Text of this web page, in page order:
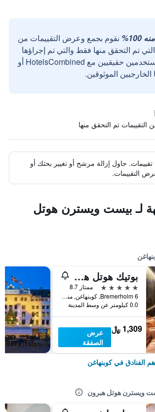
نقوم بجمع وعرض التقييمات من
تم التحقق منها فقط والتي تم إجراؤها
بواسطة مستخدمين حقيقيين مع HotelsCombined أو
الموثوقين.
تقييمات. حاول إزالة مرشح أو تغيير بحثك أو
التقييمات.
لـ بيست ويسترن هوتل
بوتيك هوتل هيرمان كي
5 نجوم
ممتاز 8.7
Bremerholm 6, كوبنهاغن, منطقة العاصمة كوبنهاغن, الدانمارك
0.0 كيلومتر عن وسط المدينة
1,309 ﷼
عرض
الصفقة
الفنادق في كوبنهاغن
ويسترن هوتل هبرون